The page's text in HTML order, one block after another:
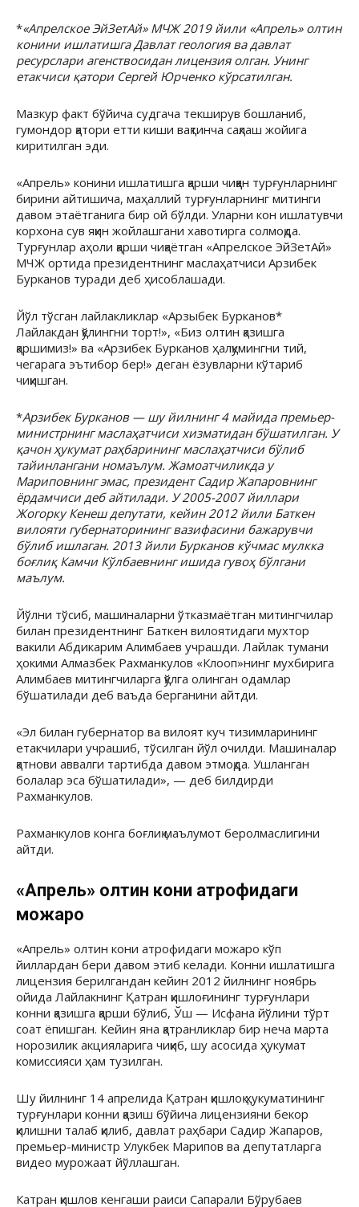
*«Апрелское ЭйЗетАй» МЧЖ 2019 йили «Апрель» олтин
конини ишлатишга Давлат геология ва давлат
ресурслари агенствосидан лицензия олган. Унинг
етакчиси қатори Сергей Юрченко кўрсатилган.
Мазкур факт бўйича судгача текширув бошланиб,
гумондор қатори етти киши вақтинча сақлаш жойига
киритилган эди.
«Апрель» конини ишлатишга қарши чиққан турғунларнинг
бирини айтишича, маҳаллий турғунларнинг митинги
давом этаётганига бир ой бўлди. Уларни кон ишлатувчи
корхона сув яқин жойлашгани хавотирга солмоқда.
Турғунлар аҳоли қарши чиқаётган «Апрелское ЭйЗетАй»
МЧЖ ортида президентнинг маслаҳатчиси Арзибек
Бурканов туради деб ҳисоблашади.
Йўл тўсган лайлакликлар «Арзыбек Бурканов*
Лайлакдан қўлингни торт!», «Биз олтин қазишга
қаршимиз!» ва «Арзибек Бурканов ҳалқумингни тий,
чегарага эътибор бер!» деган ёзувларни кўтариб
чиқишган.
*Арзибек Бурканов — шу йилнинг 4 майида премьер-
министрнинг маслаҳатчиси хизматидан бўшатилган. У
қачон ҳукумат раҳбарининг маслаҳатчиси бўлиб
тайинлангани номаълум. Жамоатчиликда у
Мариповнинг эмас, президент Садир Жапаровнинг
ёрдамчиси деб айтилади. У 2005-2007 йиллари
Жогорку Кенеш депутати, кейин 2012 йили Баткен
вилояти губернаторининг вазифасини бажарувчи
бўлиб ишлаган. 2013 йили Бурканов кўчмас мулкка
боғлиқ Камчи Кўлбаевнинг ишида гувоҳ бўлгани
маълум.
Йўлни тўсиб, машиналарни ўтказмаётган митингчилар
билан президентнинг Баткен вилоятидаги мухтор
вакили Абдикарим Алимбаев учрашди. Лайлак тумани
ҳокими Алмазбек Рахманкулов «Клооп»нинг мухбирига
Алимбаев митингчиларга қўлга олинган одамлар
бўшатилади деб ваъда берганини айтди.
«Эл билан губернатор ва вилоят куч тизимларининг
етакчилари учрашиб, тўсилган йўл очилди. Машиналар
қатнови аввалги тартибда давом этмоқда. Ушланган
болалар эса бўшатилади», — деб билдирди
Рахманкулов.
Рахманкулов конга боғлиқ маълумот беролмаслигини
айтди.
«Апрель» олтин кони атрофидаги
можаро
«Апрель» олтин кони атрофидаги можаро кўп
йиллардан бери давом этиб келади. Конни ишлатишга
лицензия берилгандан кейин 2012 йилнинг ноябрь
ойида Лайлакнинг Қатран қишлоғининг турғунлари
конни қазишга қарши бўлиб, Ўш — Исфана йўлини тўрт
соат ёпишган. Кейин яна қатранликлар бир неча марта
норозилик акцияларига чиқиб, шу асосида ҳукумат
комиссияси ҳам тузилган.
Шу йилнинг 14 апрелида Қатран қишлоқ ҳукуматининг
турғунлари конни қазиш бўйича лицензияни бекор
қилишни талаб қилиб, давлат раҳбари Садир Жапаров,
премьер-министр Улукбек Марипов ва депутатларга
видео мурожаат йўллашган.
Катран қишлов кенгаши раиси Сапарали Бўрубаев